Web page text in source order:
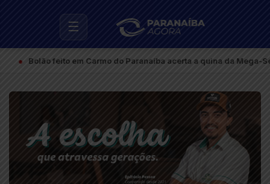
☰
feito em Carmo do Paranaíba acerta a quina da Mega-Sena e